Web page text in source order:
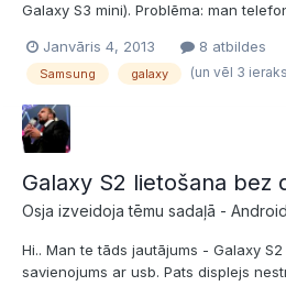
Galaxy S3 mini). Problēma: man
Varbūt jūs man varat palīdzēt?
tāpat nekas nemainās. Ļoti ceru uz
Janvāris 4, 2013 8 atbildes
Samsung galaxy (un vēl 3
Galaxy S2 lietošana bez
Osja izveidoja tēmu sadaļā -
Hi.. Man te tāds jautājums - Galaxy
savienojums ar usb. Pats displejs